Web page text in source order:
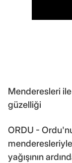
Menderesleri
güzelliği
ORDU -
yağışının